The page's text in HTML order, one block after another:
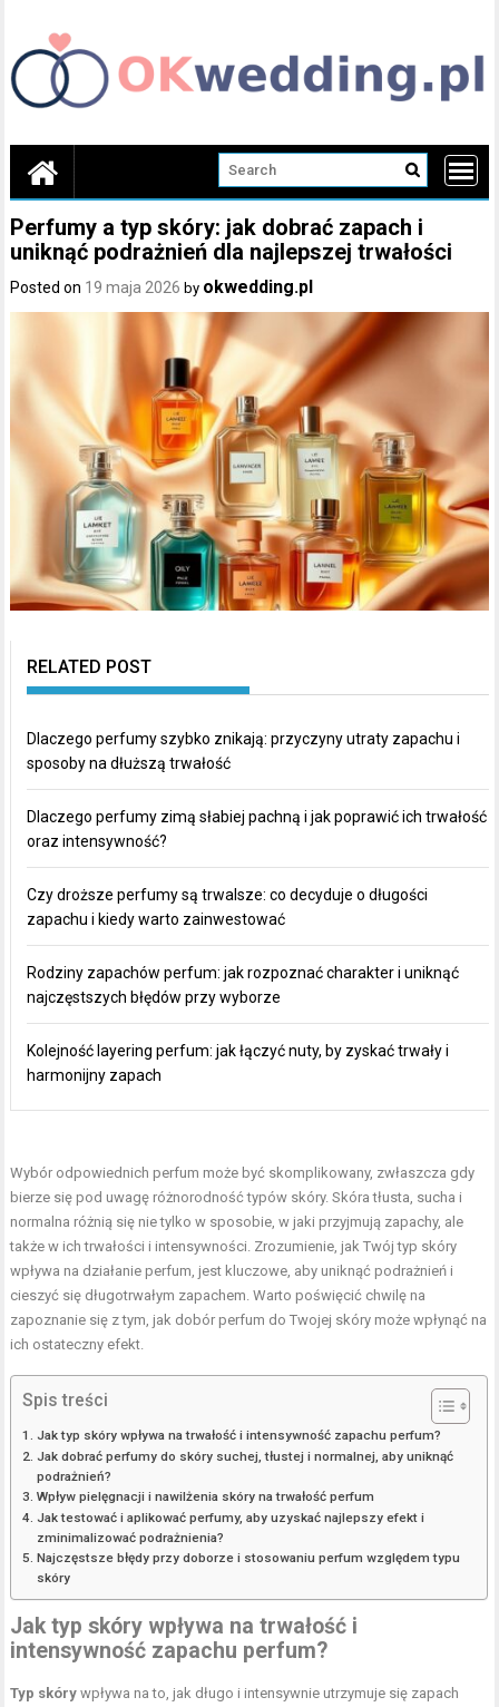
content
Perfumy a typ skóry: jak dobrać zapach i
uniknąć podrażnień dla najlepszej trwałości
Posted on 19 maja 2026 by okwedding.pl
RELATED POST
Dlaczego perfumy szybko znikają: przyczyny utraty zapachu i
sposoby na dłuższą trwałość
Dlaczego perfumy zimą słabiej pachną i jak poprawić ich trwałość
oraz intensywność?
Czy droższe perfumy są trwalsze: co decyduje o długości
zapachu i kiedy warto zainwestować
Rodziny zapachów perfum: jak rozpoznać charakter i uniknąć
najczęstszych błędów przy wyborze
Kolejność layering perfum: jak łączyć nuty, by zyskać trwały i
harmonijny zapach
Wybór odpowiednich perfum może być skomplikowany, zwłaszcza gdy
bierze się pod uwagę różnorodność typów skóry. Skóra tłusta, sucha i
normalna różnią się nie tylko w sposobie, w jaki przyjmują zapachy, ale
także w ich trwałości i intensywności. Zrozumienie, jak Twój typ skóry
wpływa na działanie perfum, jest kluczowe, aby uniknąć podrażnień i
cieszyć się długotrwałym zapachem. Warto poświęcić chwilę na
zapoznanie się z tym, jak dobór perfum do Twojej skóry może wpłynąć na
ich ostateczny efekt.
Spis treści
Jak typ skóry wpływa na trwałość i intensywność zapachu perfum?
Jak dobrać perfumy do skóry suchej, tłustej i normalnej, aby uniknąć
podrażnień?
Wpływ pielęgnacji i nawilżenia skóry na trwałość perfum
Jak testować i aplikować perfumy, aby uzyskać najlepszy efekt i
zminimalizować podrażnienia?
Najczęstsze błędy przy doborze i stosowaniu perfum względem typu
skóry
Jak typ skóry wpływa na trwałość i
intensywność zapachu perfum?
Typ skóry wpływa na to, jak długo i intensywnie utrzymuje się zapach